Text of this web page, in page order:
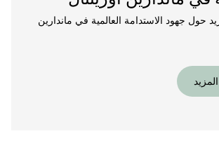
حول جهود الاستدامة العالمية في ماندارين